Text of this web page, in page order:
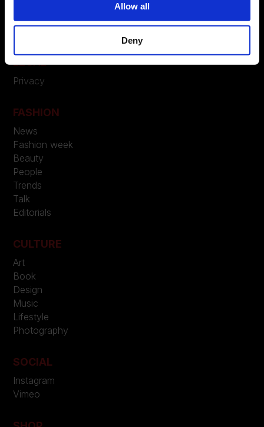
Allow all
Deny
Manifesto
Contatti
LEGAL
Privacy
FASHION
News
Fashion week
Beauty
People
Trends
Talk
Editorials
CULTURE
Art
Book
Design
Music
Lifestyle
Photography
SOCIAL
Instagram
Vimeo